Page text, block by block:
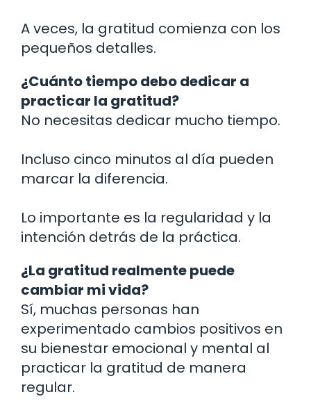
A veces, la gratitud comienza con los
pequeños detalles.
¿Cuánto tiempo debo dedicar a
practicar la gratitud?
No necesitas dedicar mucho tiempo.
Incluso cinco minutos al día pueden
marcar la diferencia.
Lo importante es la regularidad y la
intención detrás de la práctica.
¿La gratitud realmente puede
cambiar mi vida?
Sí, muchas personas han
experimentado cambios positivos en
su bienestar emocional y mental al
practicar la gratitud de manera
regular.